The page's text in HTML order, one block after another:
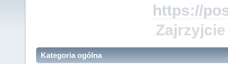
https://
Kategoria ogólna